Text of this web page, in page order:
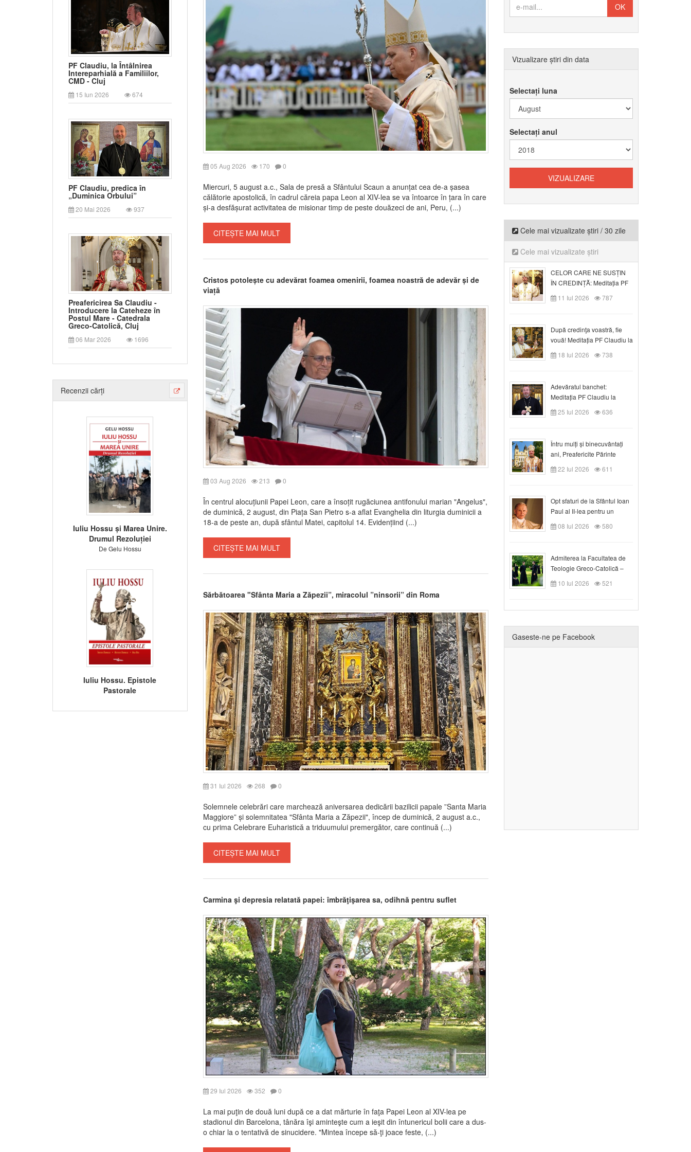
PF Claudiu, la Întâlnirea
Intereparhială a Familiilor,
CMD - Cluj
15 Iun 2026 674
PF Claudiu, predica în
„Duminica Orbului”
20 Mai 2026 937
Preafericirea Sa Claudiu -
Introducere la Cateheze în
Postul Mare - Catedrala
Greco-Catolică, Cluj
06 Mar 2026 1696
Recenzii cărți
Iuliu Hossu și Marea Unire.
Drumul Rezoluției
De Gelu Hossu
Iuliu Hossu. Epistole
Pastorale
05 Aug 2026 170 0
Miercuri, 5 august a.c., Sala de presă a Sfântului Scaun a anunțat cea de-a șasea
călătorie apostolică, în cadrul căreia papa Leon al XIV-lea se va întoarce în țara în care
și-a desfășurat activitatea de misionar timp de peste douăzeci de ani, Peru, (...)
CITEȘTE MAI MULT
Cristos potolește cu adevărat foamea omenirii, foamea noastră de adevăr și de
viață
03 Aug 2026 213 0
În centrul alocuțiunii Papei Leon, care a însoțit rugăciunea antifonului marian "Angelus",
de duminică, 2 august, din Piața San Pietro s-a aflat Evanghelia din liturgia duminicii a
18-a de peste an, după sfântul Matei, capitolul 14. Evidențiind (...)
CITEȘTE MAI MULT
Sărbătoarea "Sfânta Maria a Zăpezii”, miracolul ”ninsorii” din Roma
31 Iul 2026 268 0
Solemnele celebrări care marchează aniversarea dedicării bazilicii papale ”Santa Maria
Maggiore” și solemnitatea "Sfânta Maria a Zăpezii", încep de duminică, 2 august a.c.,
cu prima Celebrare Euharistică a triduumului premergător, care continuă (...)
CITEȘTE MAI MULT
Carmina şi depresia relatată papei: îmbrăţişarea sa, odihnă pentru suflet
29 Iul 2026 352 0
La mai puţin de două luni după ce a dat mărturie în faţa Papei Leon al XIV-lea pe
stadionul din Barcelona, tânăra îşi aminteşte cum a ieşit din întunericul bolii care a dus-
o chiar la o tentativă de sinucidere. "Mintea începe să-ţi joace feste, (...)
Vizualizare știri din data
Selectați luna
Selectați anul
Cele mai vizualizate știri / 30 zile
Cele mai vizualizate știri
CELOR CARE NE SUSȚIN
ÎN CREDINȚĂ: Meditația PF
Claudiu la Duminica a VI-a
după Rusalii
11 Iul 2026 787
După credinţa voastră, fie
vouă! Meditația PF Claudiu la
duminica a VII-a după Rusalii
18 Iul 2026 738
Adevăratul banchet:
Meditația PF Claudiu la
Duminica a VIII-a după
Rusalii
25 Iul 2026 636
Întru mulți și binecuvântați
ani, Preafericite Părinte
Claudiu!
22 Iul 2026 611
Opt sfaturi de la Sfântul Ioan
Paul al II-lea pentru un
creștin
08 Iul 2026 580
Admiterea la Facultatea de
Teologie Greco-Catolică –
Departamentul Blaj în anul
universitar 2026/2027
10 Iul 2026 521
Gaseste-ne pe Facebook